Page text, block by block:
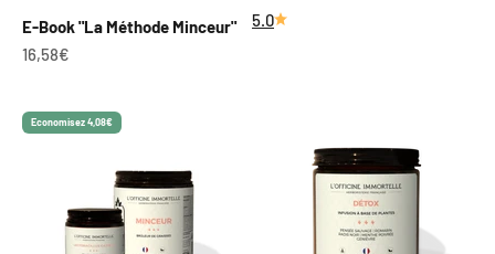
E-Book "La Méthode Minceur"
Prix de vente
16,58€
5.0
Economisez 4,08€